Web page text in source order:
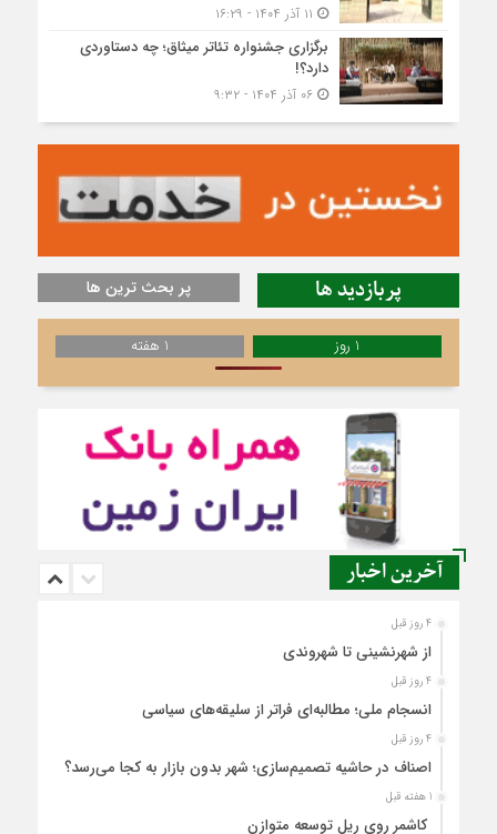
برگزاری جشنواره تئاتر میثاق؛ چه دستاوردی
دارد؟!
۰۶ آذر ۱۴۰۴ - ۹:۳۲
پربازدید ها پر بحث ترین ها
1 روز 1 هفته
آخرین اخبار
4 روز قبل
از شهرنشینی تا شهروندی
4 روز قبل
انسجام ملی؛ مطالبه‌ای فراتر از سلیقه‌های سیاسی
4 روز قبل
اصناف در حاشیه تصمیم‌سازی؛ شهر بدون بازار به کجا می‌رسد؟
1 هفته قبل
کاشمر روی ریل توسعه متوازن